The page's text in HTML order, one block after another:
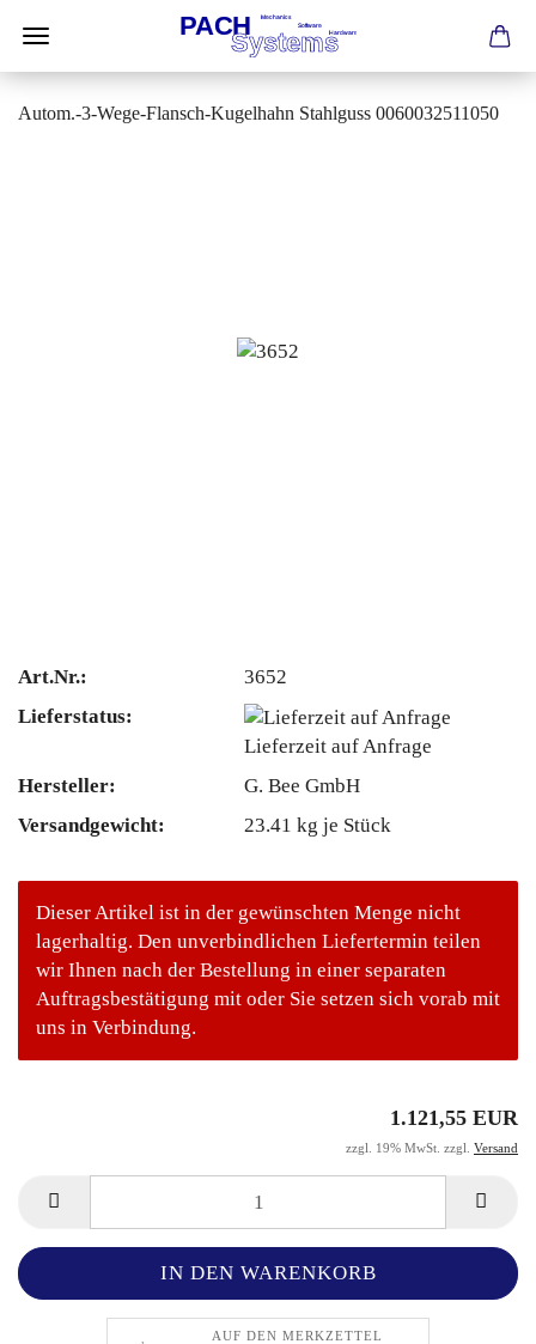
Autom.-3-Wege-Flansch-Kugelhahn Stahlguss 0060032511050
Art.Nr.:
3652
Lieferstatus:
Lieferzeit auf Anfrage
Hersteller:
G. Bee GmbH
Versandgewicht:
23.41 kg je Stück
Dieser Artikel ist in der gewünschten Menge nicht
lagerhaltig. Den unverbindlichen Liefertermin teilen
wir Ihnen nach der Bestellung in einer separaten
Auftragsbestätigung mit oder Sie setzen sich vorab mit
uns in Verbindung.
1.121,55 EUR
zzgl. 19% MwSt. zzgl. Versand
AUF DEN MERKZETTEL